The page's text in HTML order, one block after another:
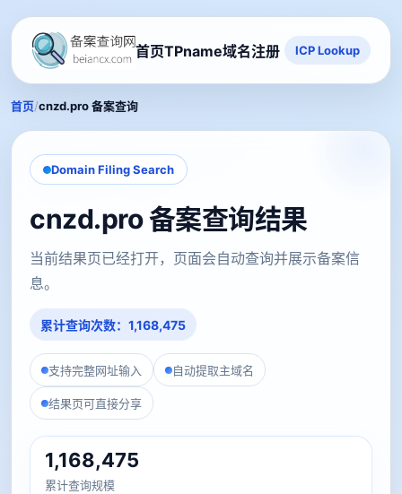
首页TPname域名注册 ICP Lookup
首页/cnzd.pro 备案查询
Domain Filing Search
cnzd.pro 备案查询结果
当前结果页已经打开，页面会自动查询并展示备案信
息。
累计查询次数：1,168,475
支持完整网址输入 自动提取主域名
结果页可直接分享
1,168,475
累计查询规模